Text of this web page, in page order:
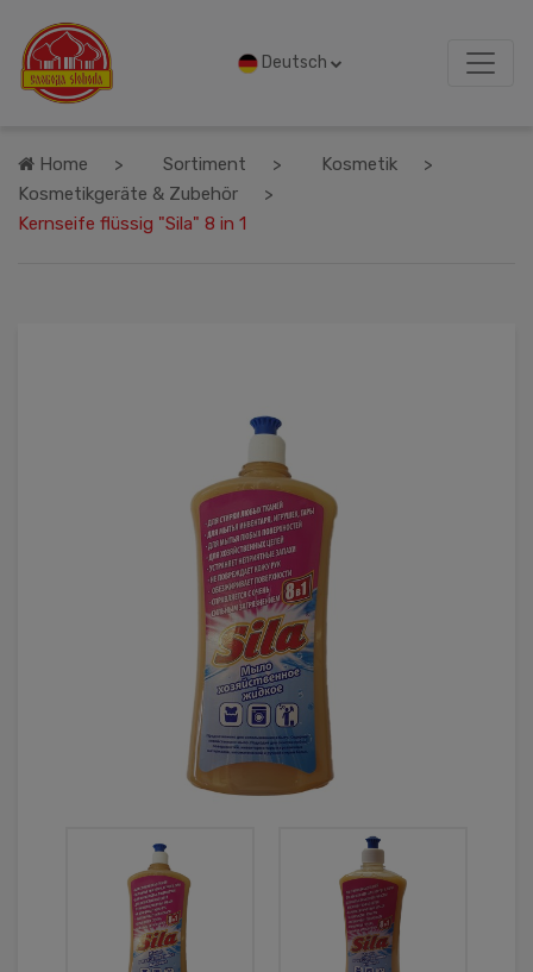
Deutsch
Home Sortiment
Kosmetik
Kosmetikgeräte & Zubehör
Kernseife flüssig "Sila" 8 in 1